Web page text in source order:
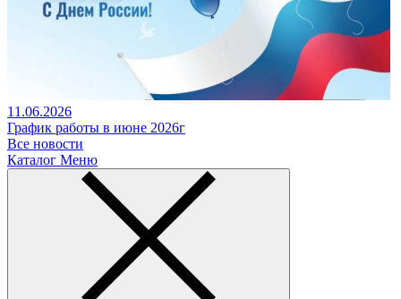
11.06.2026
График работы в июне 2026г
Все новости
Каталог Меню